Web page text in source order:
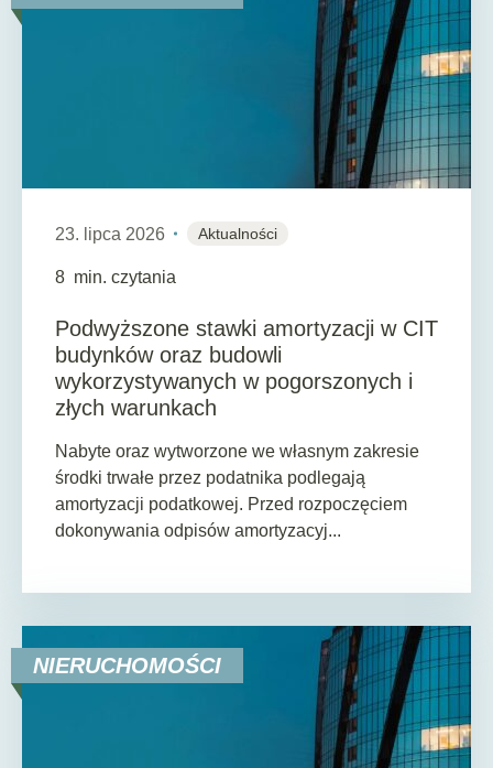
23. lipca 2026 Aktualności
8 min. czytania
Podwyższone stawki amortyzacji w CIT
budynków oraz budowli
wykorzystywanych w pogorszonych i
złych warunkach
Nabyte oraz wytworzone we własnym zakresie
środki trwałe przez podatnika podlegają
amortyzacji podatkowej. Przed rozpoczęciem
dokonywania odpisów amortyzacyj...
NIERUCHOMOŚCI